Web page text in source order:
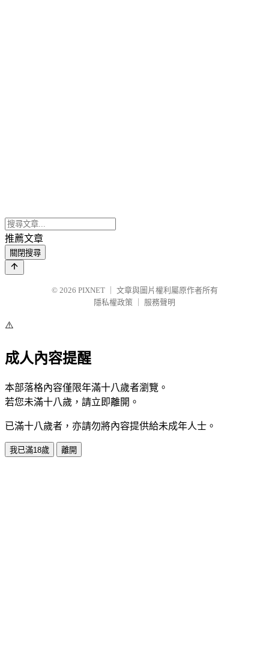
推薦文章
關閉搜尋
© 2026 PIXNET
文章與圖片權利屬原作者所有
隱私權政策
服務聲明
⚠️
成人內容提醒
本部落格內容僅限年滿十八歲者瀏覽。
若您未滿十八歲，請立即離開。
已滿十八歲者，亦請勿將內容提供給未成年人士。
我已滿18歲 離開